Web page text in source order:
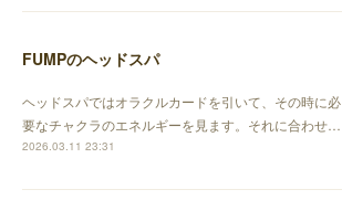
FUMPのヘッドスパ
ヘッドスパではオラクルカードを引いて、その時に必
要なチャクラのエネルギーを見ます。それに合わせ…
2026.03.11 23:31